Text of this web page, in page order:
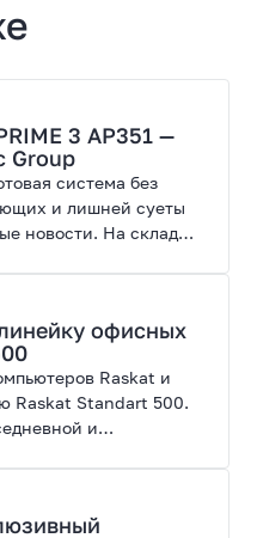
3 AP351 —
Group
система без
и лишней суеты
новости. На склад
нейросетями.
офисных
Raskat и
Raskat Standart 500.
и